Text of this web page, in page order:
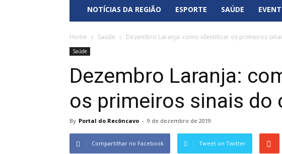
NOTÍCIAS DA REGIÃO ESPORTE SAÚDE
Home Saúde Dezembro Laranja: como identificar os primeiros
Saúde
Dezembro Laranja:
os primeiros sinais do
By Portal do Recôncavo - 9 de dezembro de 2019
Compartilhar no Facebook Tweet on Twitter